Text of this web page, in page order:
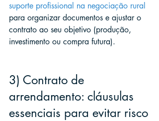
suporte profissional na negociação rural
para organizar documentos e ajustar o
contrato ao seu objetivo (produção,
investimento ou compra futura).
3) Contrato de
arrendamento: cláusulas
essenciais para evitar risco